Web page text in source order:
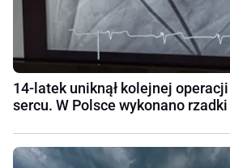
14-latek uniknął kolejnej
sercu. W Polsce wykonano